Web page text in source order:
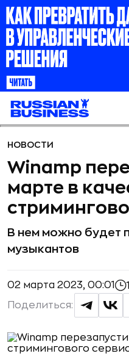
НОВОСТИ
Winamp
марте в
В нем можно будет
музыкантов
02 марта 2023, 00:01
Поделиться: